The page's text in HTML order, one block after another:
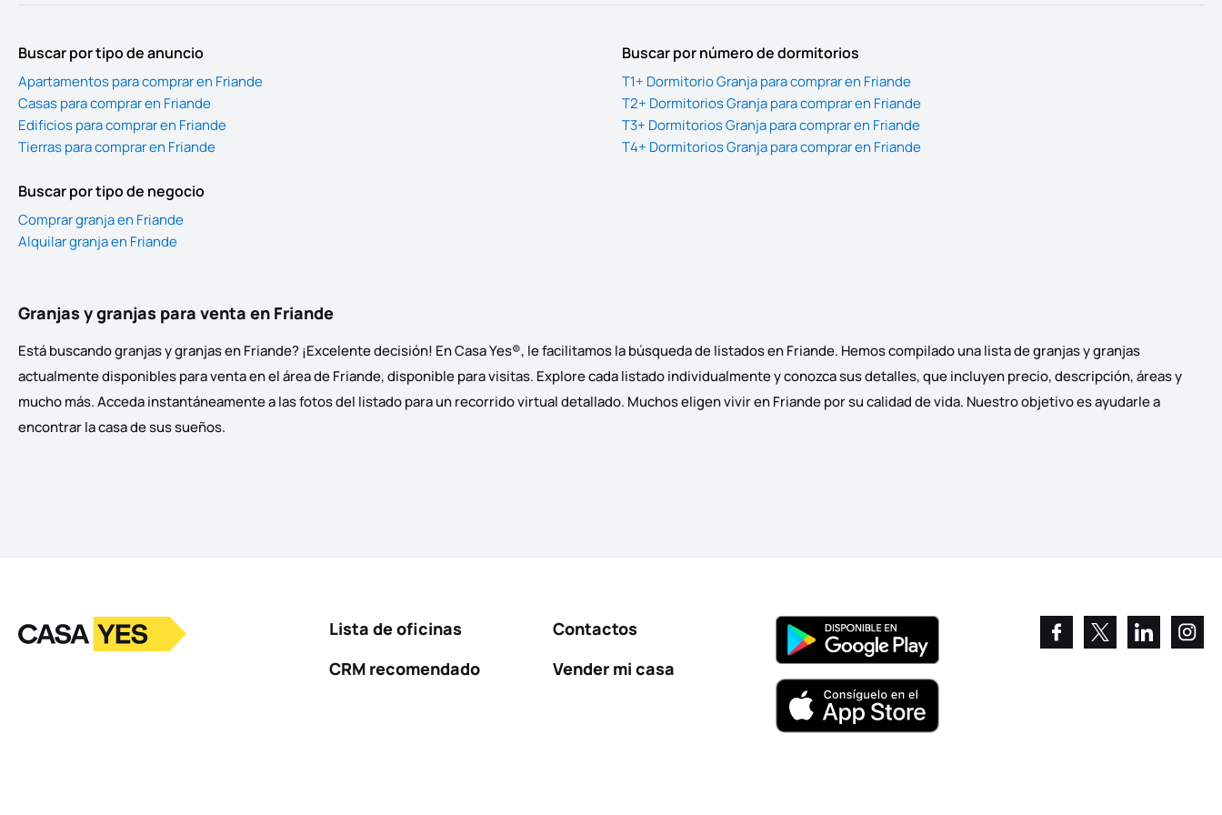
Buscar por tipo de anuncio
Apartamentos para comprar en Friande
Casas para comprar en Friande
Edificios para comprar en Friande
Tierras para comprar en Friande
Buscar por número de dormitorios
T1+ Dormitorio Granja para comprar en Friande
T2+ Dormitorios Granja para comprar en Friande
T3+ Dormitorios Granja para comprar en Friande
T4+ Dormitorios Granja para comprar en Friande
Buscar por tipo de negocio
Comprar granja en Friande
Alquilar granja en Friande
Granjas y granjas para venta en Friande
Está buscando granjas y granjas en Friande? ¡Excelente decisión! En Casa Yes®, le facilitamos la búsqueda de listados en Friande. Hemos compilado una lista de granjas y granjas
actualmente disponibles para venta en el área de Friande, disponible para visitas. Explore cada listado individualmente y conozca sus detalles, que incluyen precio, descripción, áreas y
mucho más. Acceda instantáneamente a las fotos del listado para un recorrido virtual detallado. Muchos eligen vivir en Friande por su calidad de vida. Nuestro objetivo es ayudarle a
encontrar la casa de sus sueños.
LogotipoIr a la página de inicio
Lista de oficinas
CRM recomendado
Contactos
Vender mi casa